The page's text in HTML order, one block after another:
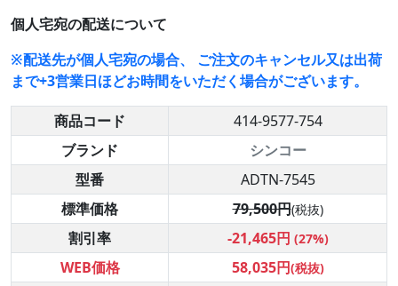
個人宅宛の配送について
※配送先が個人宅宛の場合、 ご注文のキャンセル又は出荷
まで+3営業日ほどお時間をいただく場合がございます。
商品コード
414-9577-754
ブランド
シンコー
型番
ADTN-7545
標準価格
79,500円(税抜)
割引率 -21,465円 (27%)
WEB価格 58,035円(税抜)